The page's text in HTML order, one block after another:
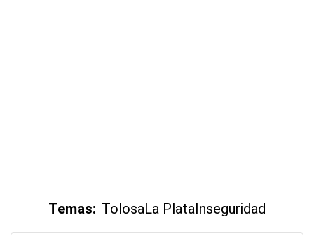
Temas: TolosaLa PlataInseguridad